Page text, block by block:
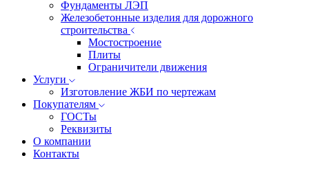
Фундаменты ЛЭП
Железобетонные изделия для дорожного
строительства
Мостостроение
Плиты
Ограничители движения
Услуги
Изготовление ЖБИ по чертежам
Покупателям
ГОСТы
Реквизиты
О компании
Контакты